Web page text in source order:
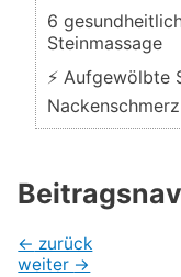
6
Steinmassage
⚡ Aufgewölbte
Nackenschmerz
← zurück
weiter →